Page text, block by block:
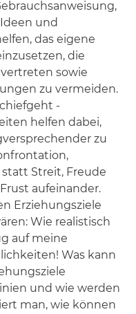
und
das eigene
die
sowie
zu vermeiden.
-
helfen dabei,
zu
Streit, Freude
aufeinander.
Erziehungsziele
Wie realistisch
auf meine
Was kann
und wie werden
man, wie können